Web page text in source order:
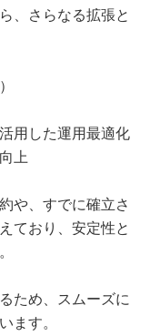
、さらなる拡張と
用した運用最適化
上
や、すでに確立さ
ており、安定性と
ため、スムーズに
ます。